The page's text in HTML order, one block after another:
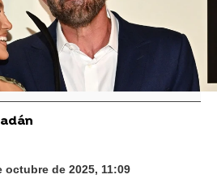
octubre de 2025, 11:09